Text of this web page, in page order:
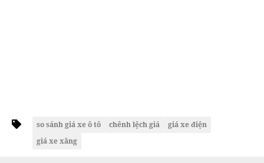
so sánh giá xe ô tô chênh lệch giá
giá xe điện
giá xe xăng